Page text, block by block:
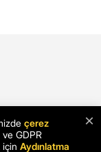
×
çerez
ve GDPR
için Aydınlatma